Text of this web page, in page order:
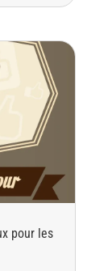
pour les